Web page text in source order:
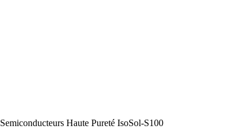
Haute Pureté IsoSol-S100